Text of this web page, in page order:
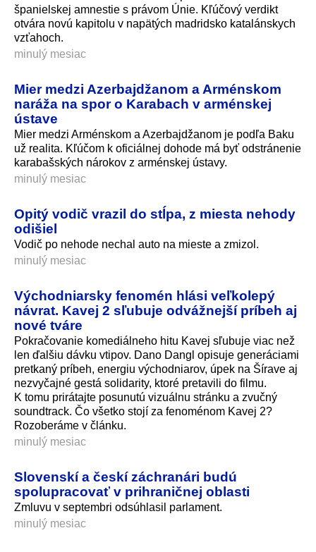
španielskej amnestie s právom Únie. Kľúčový verdikt
otvára novú kapitolu v napätých madridsko katalánskych
vzťahoch.
minulý mesiac
Mier medzi Azerbajdžanom a Arménskom
naráža na spor o Karabach v arménskej
ústave
Mier medzi Arménskom a Azerbajdžanom je podľa Baku
už realita. Kľúčom k oficiálnej dohode má byť odstránenie
karabašských nárokov z arménskej ústavy.
minulý mesiac
Opitý vodič vrazil do stĺpa, z miesta nehody
odišiel
Vodič po nehode nechal auto na mieste a zmizol.
minulý mesiac
Východniarsky fenomén hlási veľkolepý
návrat. Kavej 2 sľubuje odvážnejší príbeh aj
nové tváre
Pokračovanie komediálneho hitu Kavej sľubuje viac než
len ďalšiu dávku vtipov. Dano Dangl opisuje generáciami
pretkaný príbeh, energiu východniarov, úpek na Šírave aj
nezvyčajné gestá solidarity, ktoré pretavili do filmu.
K tomu prirátajte posunutú vizuálnu stránku a zvučný
soundtrack. Čo všetko stojí za fenoménom Kavej 2?
Rozoberáme v článku.
minulý mesiac
Slovenskí a českí záchranári budú
spolupracovať v prihraničnej oblasti
Zmluvu v septembri odsúhlasil parlament.
minulý mesiac